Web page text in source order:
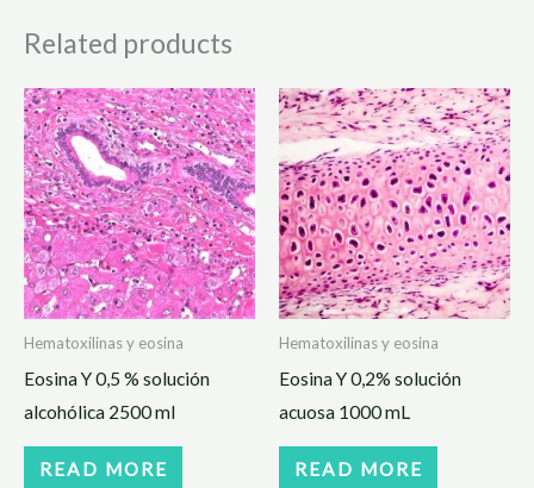
Related products
Hematoxilinas y eosina
Eosina Y 0,5 % solución
alcohólica 2500 ml
READ MORE
Hematoxilinas y eosina
Eosina Y 0,2% solución
acuosa 1000 mL
READ MORE